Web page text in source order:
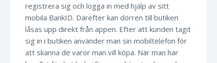
registrera sig och logga in med hjälp av sitt
mobila BankID. Därefter kan dörren till butiken
låsas upp direkt från appen. Efter att kunden tagit
sig in i butiken använder man sin mobiltelefon för
att skanna de varor man vill köpa. När man har